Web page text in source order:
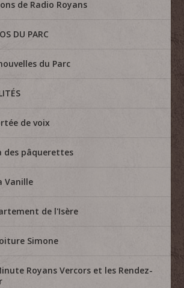
de Radio Royans
DU PARC
du Parc
de voix
des pâquerettes
Vanille
de l'Isère
Simone
Royans Vercors et les Rendez-